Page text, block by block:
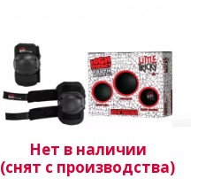
Нет в наличии
(снят с производства)